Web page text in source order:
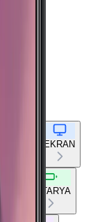
EKRAN
BATARYA